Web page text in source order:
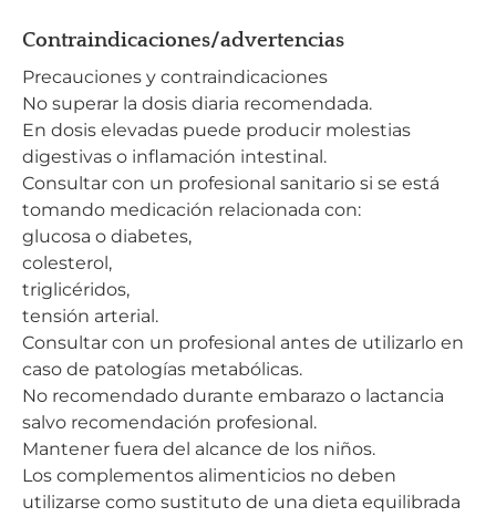
Contraindicaciones/advertencias
Precauciones y contraindicaciones
No superar la dosis diaria recomendada.
En dosis elevadas puede producir molestias
digestivas o inflamación intestinal.
Consultar con un profesional sanitario si se está
tomando medicación relacionada con:
glucosa o diabetes,
colesterol,
triglicéridos,
tensión arterial.
Consultar con un profesional antes de utilizarlo en
caso de patologías metabólicas.
No recomendado durante embarazo o lactancia
salvo recomendación profesional.
Mantener fuera del alcance de los niños.
Los complementos alimenticios no deben
utilizarse como sustituto de una dieta equilibrada